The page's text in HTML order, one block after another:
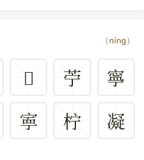
（níng）
𦡼 苧
寧
寕 柠 凝